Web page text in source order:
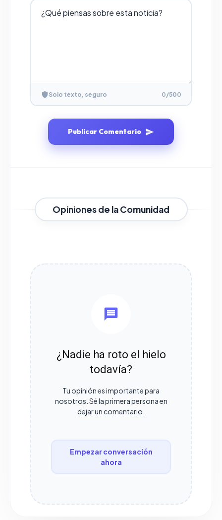
Solo texto, seguro 0/500
Publicar Comentario
Opiniones de la Comunidad
¿Nadie ha roto el hielo
todavía?
Tu opinión es importante para
nosotros. Sé la primera persona en
dejar un comentario.
Empezar conversación
ahora